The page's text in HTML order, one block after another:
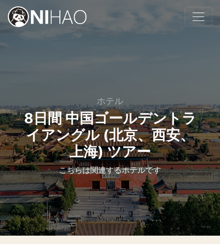
ホテル
8日間 中国ゴールデントラ
イアングル (北京、西安、
上海) ツアー
こちらは関連するホテルです